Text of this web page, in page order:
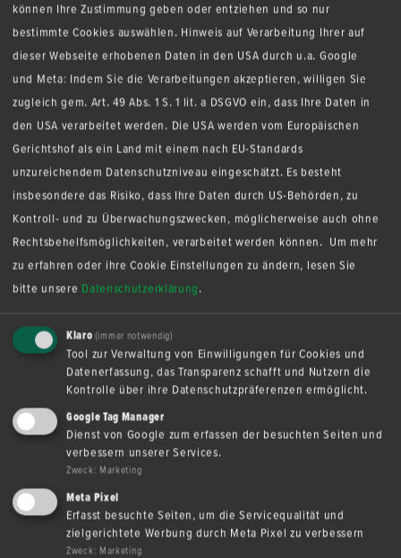
QUA­LI­TÄT AUS DER RE­GI­ON
#wir­ma­chens­re­gio­nal
Tra­di­tio­nell, Wert­
voll, In­no­va­tiv
SICHERN SIE SICH
JETZT 10% RABATT
auf Ihre nächste Bestellung in
unserem Onlineshop
Abonnieren Sie jetzt unseren Newsletter und
verpassen Sie keine Neuigkeiten der Bäckerei,
Registrieren Sie sich jetzt mit Ihrer E-Mail Adresse
für unsere kostenlosen Genussnachrichten der
Bäckerei Laudenbach.
Abonnieren Sie unseren Newsletter und bleiben
Sie immer auf dem neuesten Stand.
können Ihre Zustimmung geben oder entziehen und so nur
bestimmte Cookies auswählen. Hinweis auf Verarbeitung Ihrer auf
dieser Webseite erhobenen Daten in den USA durch u.a. Google
und Meta: Indem Sie die Verarbeitungen akzeptieren, willigen Sie
zugleich gem. Art. 49 Abs. 1 S. 1 lit. a DSGVO ein, dass Ihre Daten in
den USA verarbeitet werden. Die USA werden vom Europäischen
Gerichtshof als ein Land mit einem nach EU-Standards
unzureichendem Datenschutzniveau eingeschätzt. Es besteht
insbesondere das Risiko, dass Ihre Daten durch US-Behörden, zu
Kontroll- und zu Überwachungszwecken, möglicherweise auch ohne
Rechtsbehelfsmöglichkeiten, verarbeitet werden können. Um mehr
zu erfahren oder ihre Cookie Einstellungen zu ändern, lesen Sie
bitte unsere Datenschutzerklärung.
Klaro (immer notwendig)
Tool zur Verwaltung von Einwilligungen für Cookies und
Datenerfassung, das Transparenz schafft und Nutzern die
Kontrolle über ihre Datenschutzpräferenzen ermöglicht.
Google Tag Manager
Dienst von Google zum erfassen der besuchten Seiten und
verbessern unserer Services.
Zweck: Marketing
Meta Pixel
Erfasst besuchte Seiten, um die Servicequalität und
zielgerichtete Werbung durch Meta Pixel zu verbessern
Zweck: Marketing